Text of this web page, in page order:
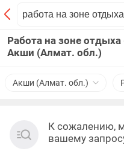
Работа на зоне отдыха
Акши (Алмат. обл.)
Акши (Алмат. обл.)
К сожалению,
вашему